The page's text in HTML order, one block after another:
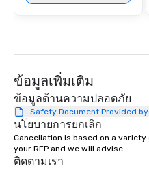
ข้อมูลเพิ่มเติม
ข้อมูลด้านความปลอดภัย
Safety Document Provided
นโยบายการยกเลิก
Cancellation is based on a
your RFP and we will advise.
ติดตามเรา